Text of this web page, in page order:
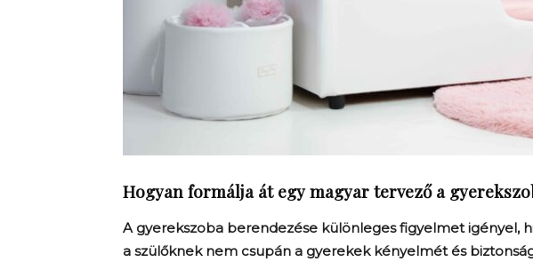
Hogyan formálja át egy magyar tervező a
A gyerekszoba berendezése különleges figyelmet igényel,
a szülőknek nem csupán a gyerekek kényelmét és